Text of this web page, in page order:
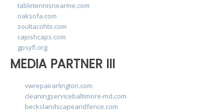
tabletennisnearme.com
oaksofa.com
soultacohtx.com
capishcaps.com
gpsyfl.org
MEDIA PARTNER III
vwrepairarlington.com
cleaningservicebaltimore-md.com
beckslandscapeandfence.com